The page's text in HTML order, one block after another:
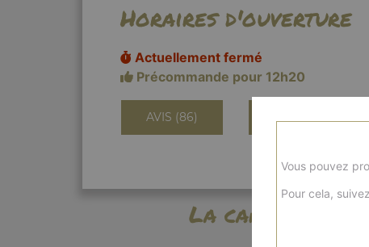
Horaires d'ouverture
Actuellement fermé
Précommande pour 12h20
AVIS (86)
La carte
Vous pouvez
Pour cela,